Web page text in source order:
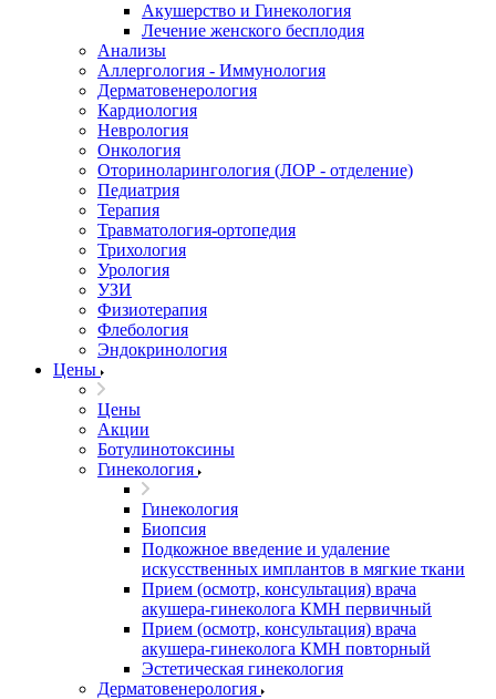
Акушерство и Гинекология
Лечение женского бесплодия
Анализы
Аллергология - Иммунология
Дерматовенерология
Кардиология
Неврология
Онкология
Оториноларингология (ЛОР - отделение)
Педиатрия
Терапия
Травматология-ортопедия
Трихология
Урология
УЗИ
Физиотерапия
Флебология
Эндокринология
Цены
Цены
Акции
Ботулинотоксины
Гинекология
Гинекология
Биопсия
Подкожное введение и удаление
искусственных имплантов в мягкие ткани
Прием (осмотр, консультация) врача
акушера-гинеколога КМН первичный
Прием (осмотр, консультация) врача
акушера-гинеколога КМН повторный
Эстетическая гинекология
Дерматовенерология